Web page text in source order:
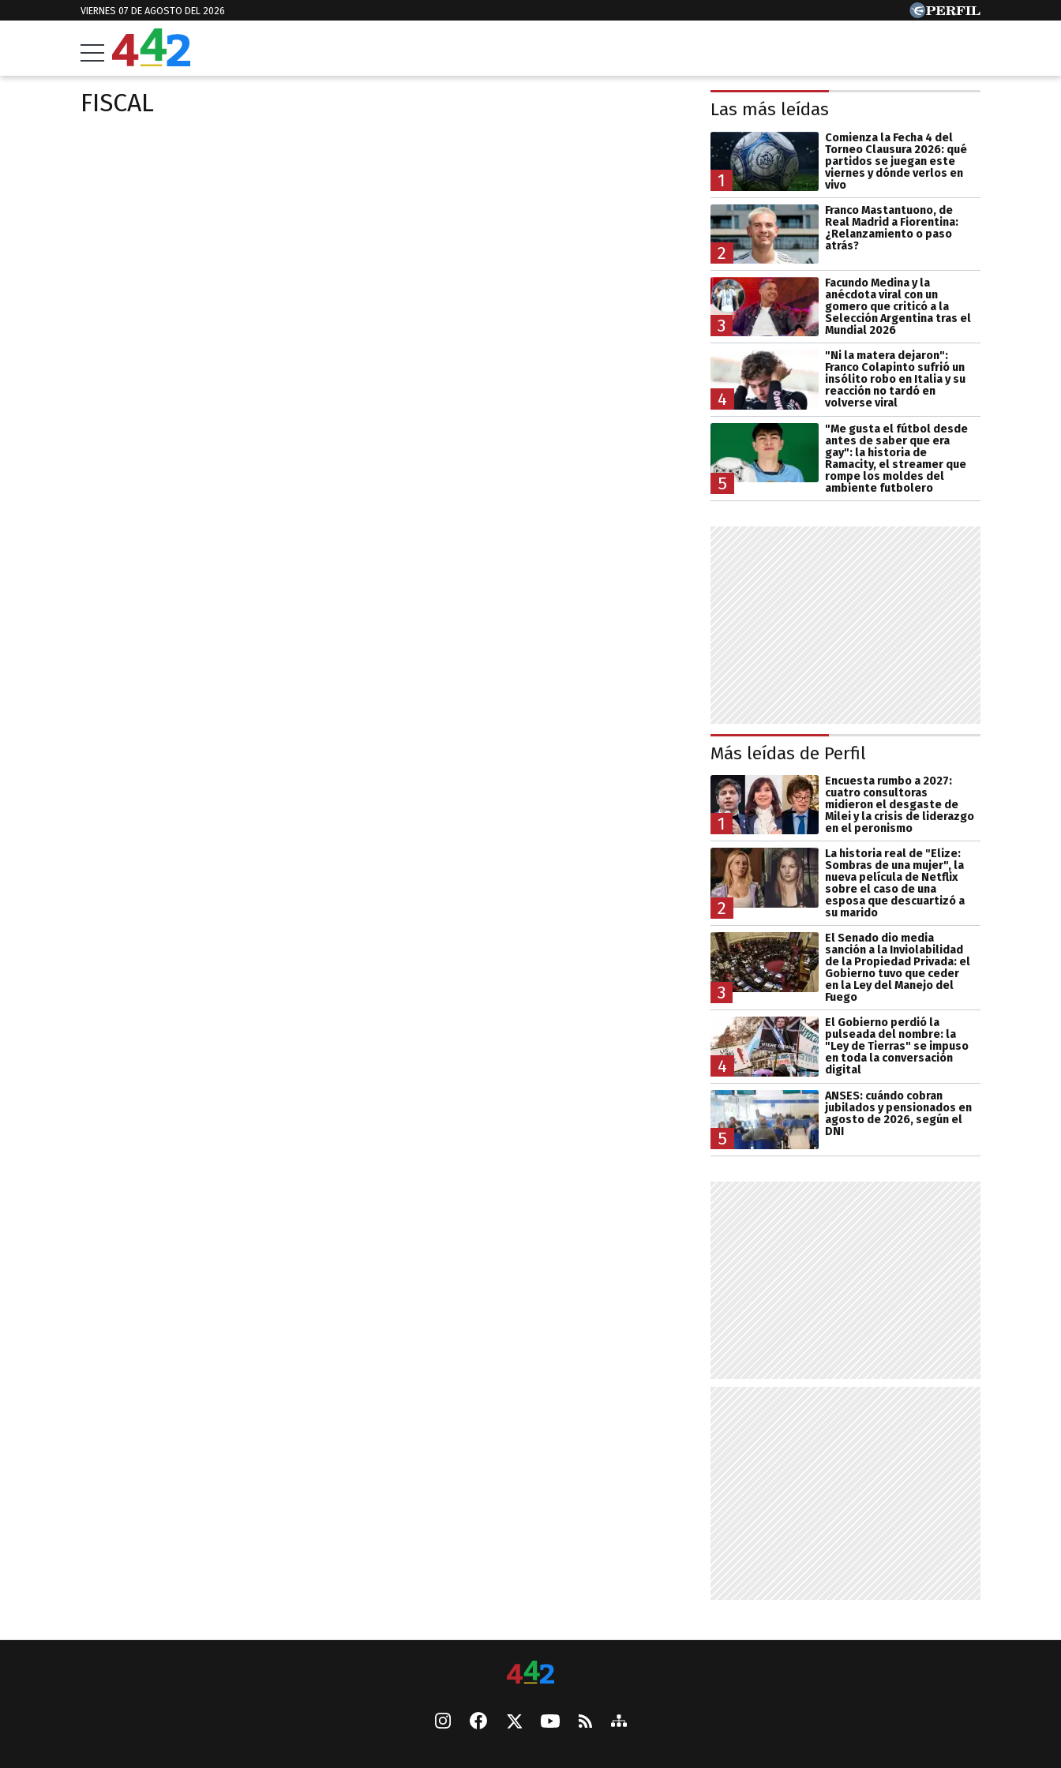
VIERNES 07 DE AGOSTO DEL 2026
FISCAL Las más leídas
1
Comienza la Fecha 4 del
Torneo Clausura 2026: qué
partidos se juegan este
viernes y dónde verlos en
vivo
2
Franco Mastantuono, de
Real Madrid a Fiorentina:
¿Relanzamiento o paso
atrás?
3
Facundo Medina y la
anécdota viral con un
gomero que criticó a la
Selección Argentina tras el
Mundial 2026
4
"Ni la matera dejaron":
Franco Colapinto sufrió un
insólito robo en Italia y su
reacción no tardó en
volverse viral
5
"Me gusta el fútbol desde
antes de saber que era
gay": la historia de
Ramacity, el streamer que
rompe los moldes del
ambiente futbolero
Más leídas de Perfil
1
Encuesta rumbo a 2027:
cuatro consultoras
midieron el desgaste de
Milei y la crisis de liderazgo
en el peronismo
2
La historia real de "Elize:
Sombras de una mujer", la
nueva película de Netflix
sobre el caso de una
esposa que descuartizó a
su marido
3
El Senado dio media
sanción a la Inviolabilidad
de la Propiedad Privada: el
Gobierno tuvo que ceder
en la Ley del Manejo del
Fuego
4
El Gobierno perdió la
pulseada del nombre: la
"Ley de Tierras" se impuso
en toda la conversación
digital
5
ANSES: cuándo cobran
jubilados y pensionados en
agosto de 2026, según el
DNI